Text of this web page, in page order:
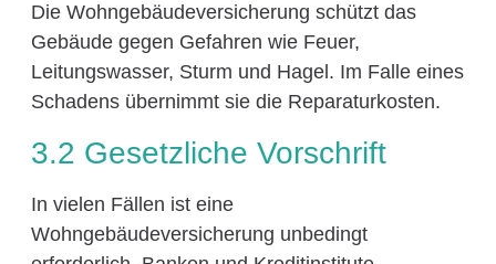
Die Wohngebäudeversicherung schützt das
Gebäude gegen Gefahren wie Feuer,
Leitungswasser, Sturm und Hagel. Im Falle eines
Schadens übernimmt sie die Reparaturkosten.
3.2 Gesetzliche Vorschrift
In vielen Fällen ist eine
Wohngebäudeversicherung unbedingt